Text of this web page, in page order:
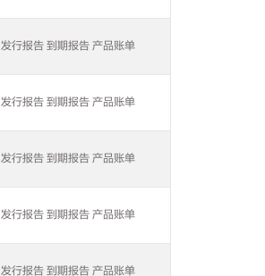
发行报告 到期报告 产品账单
发行报告 到期报告 产品账单
发行报告 到期报告 产品账单
发行报告 到期报告 产品账单
发行报告 到期报告 产品账单